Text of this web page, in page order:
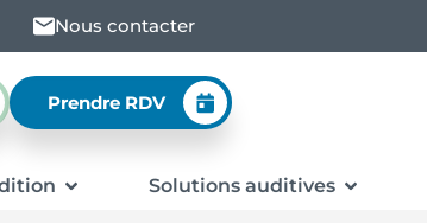
Nous contacter
Prendre RDV
Solutions auditives